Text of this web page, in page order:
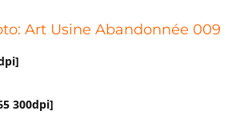
Art Usine Abandonnée 009
300dpi]